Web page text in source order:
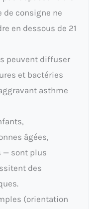
de consigne ne
en dessous de 21
peuvent diffuser
et bactéries
asthme
âgées,
— sont plus
des
(orientation